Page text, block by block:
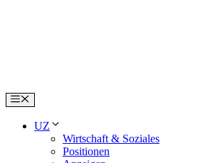
Menu
UZ
Wirtschaft & Soziales
Positionen